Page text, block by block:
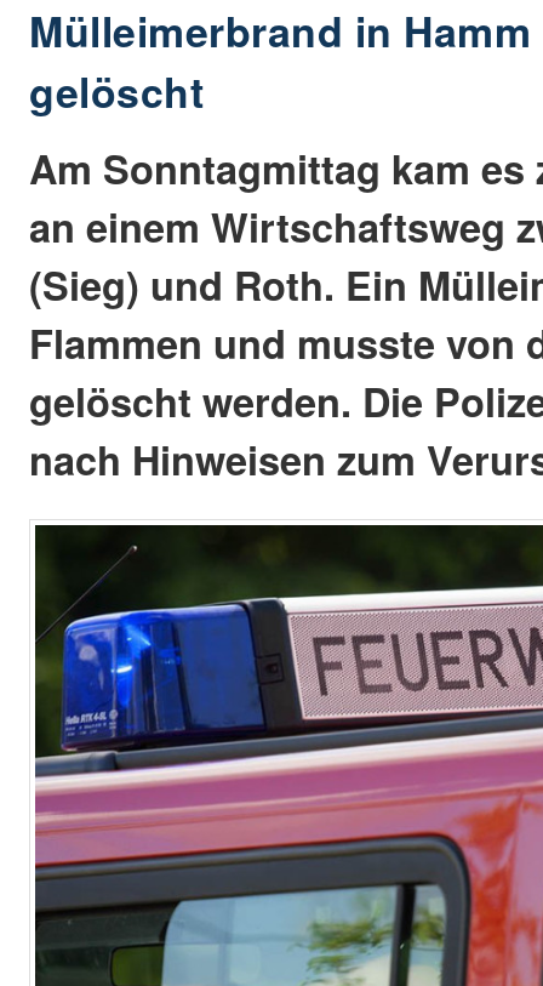
Mülleimerbrand in
gelöscht
Am Sonntagmittag kam es
an einem Wirtschaftsweg
(Sieg) und Roth. Ein
Flammen und musste von
gelöscht werden. Die
nach Hinweisen zum